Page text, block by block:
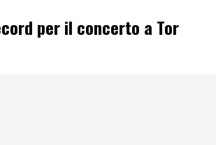
per il concerto a Tor